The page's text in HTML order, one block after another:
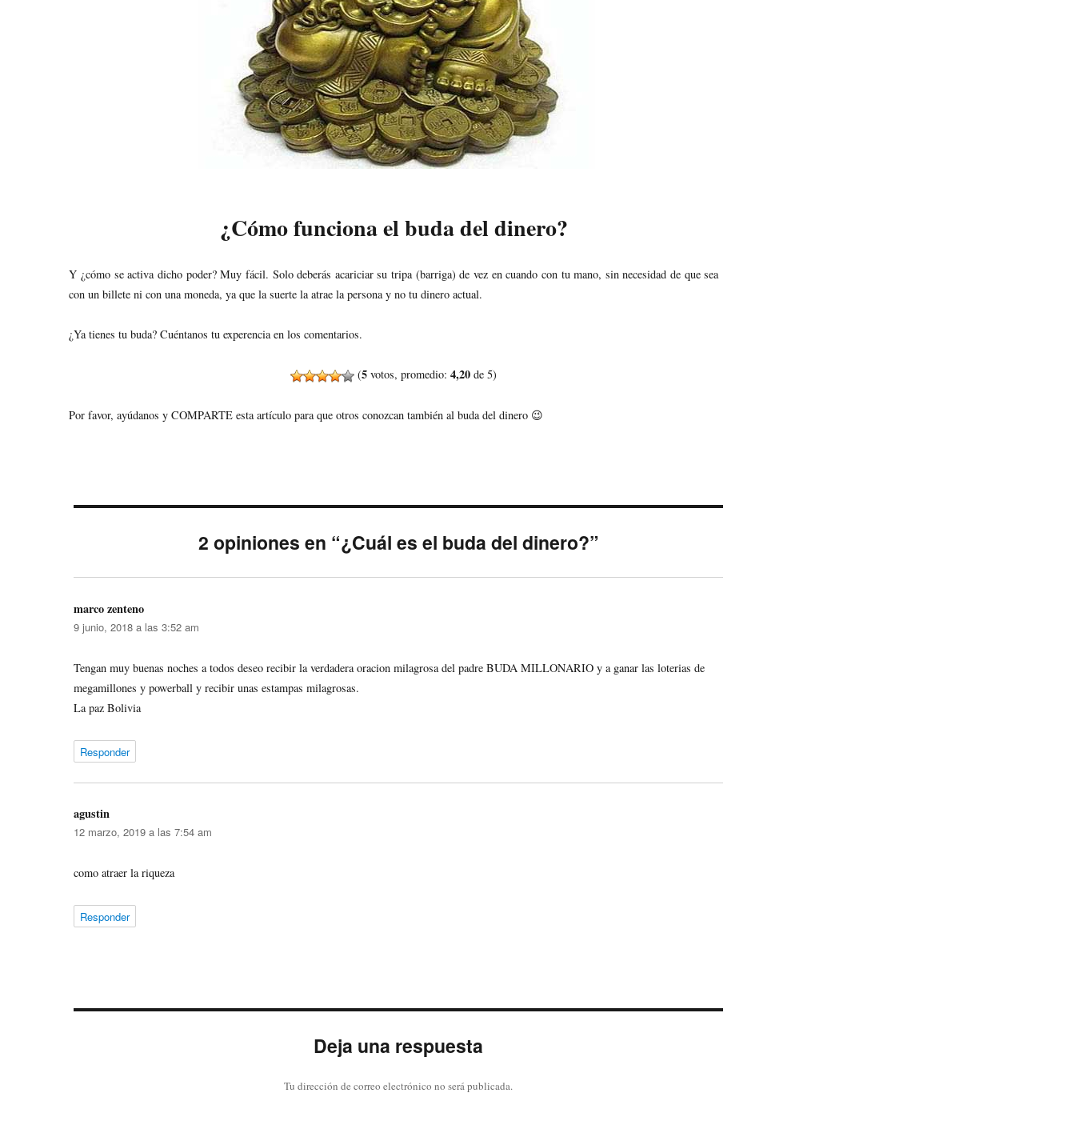
¿Cómo funciona el buda del dinero?
Y ¿cómo se activa dicho poder? Muy fácil. Solo deberás acariciar su tripa (barriga) de vez en cuando con tu mano, sin necesidad de que sea
con un billete ni con una moneda, ya que la suerte la atrae la persona y no tu dinero actual.
¿Ya tienes tu buda? Cuéntanos tu experencia en los comentarios.
(5 votos, promedio:4,20 de 5)
Por favor, ayúdanos y COMPARTE esta artículo para que otros conozcan también al buda del dinero 😉
2 opiniones en “¿Cuál es el buda del dinero?”
marco zenteno
9 junio, 2018 a las 3:52 am
Tengan muy buenas noches a todos deseo recibir la verdadera oracion milagrosa del padre BUDA MILLONARIO y a ganar las loterias de
megamillones y powerball y recibir unas estampas milagrosas.
La paz Bolivia
Responder
agustin
12 marzo, 2019 a las 7:54 am
como atraer la riqueza
Responder
Deja una respuesta
Tu dirección de correo electrónico no será publicada.